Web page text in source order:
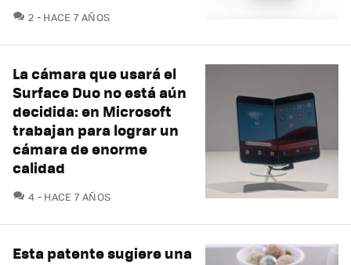
2 COMENTARIOS
HACE 7 AÑOS
La cámara que usará el
Surface Duo no está aún
decidida: en Microsoft
trabajan para lograr un
cámara de enorme
calidad
4 COMENTARIOS
HACE 7 AÑOS
Esta patente sugiere una